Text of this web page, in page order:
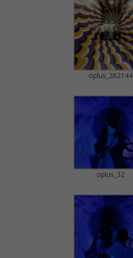
oplus_262144
oplus_32